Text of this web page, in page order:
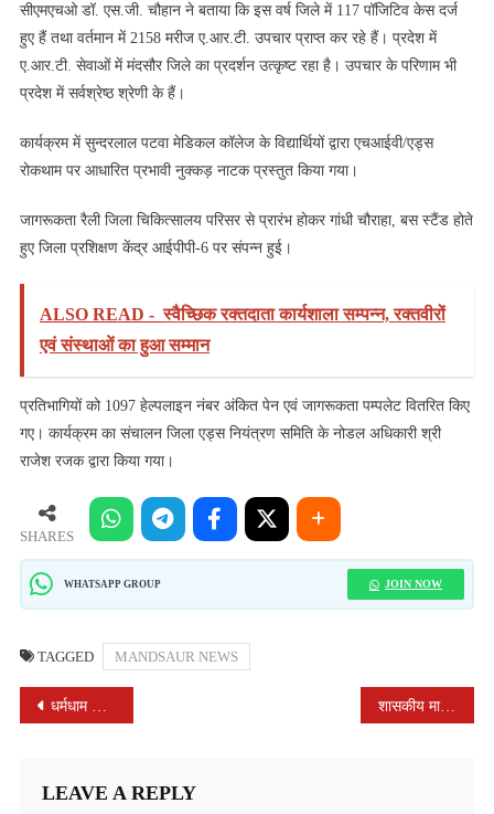
सीएमएचओ डॉ. एस.जी. चौहान ने बताया कि इस वर्ष जिले में 117 पॉजिटिव केस दर्ज
हुए हैं तथा वर्तमान में 2158 मरीज ए.आर.टी. उपचार प्राप्त कर रहे हैं। प्रदेश में
ए.आर.टी. सेवाओं में मंदसौर जिले का प्रदर्शन उत्कृष्ट रहा है। उपचार के परिणाम भी
प्रदेश में सर्वश्रेष्ठ श्रेणी के हैं।
कार्यक्रम में सुन्दरलाल पटवा मेडिकल कॉलेज के विद्यार्थियों द्वारा एचआईवी/एड्स
रोकथाम पर आधारित प्रभावी नुक्कड़ नाटक प्रस्तुत किया गया।
जागरूकता रैली जिला चिकित्सालय परिसर से प्रारंभ होकर गांधी चौराहा, बस स्टैंड होते
हुए जिला प्रशिक्षण केंद्र आईपीपी-6 पर संपन्न हुई।
ALSO READ - स्वैच्छिक रक्तदाता कार्यशाला सम्पन्न, रक्तवीरों
एवं संस्थाओं का हुआ सम्मान
प्रतिभागियों को 1097 हेल्पलाइन नंबर अंकित पेन एवं जागरूकता पम्पलेट वितरित किए
गए। कार्यक्रम का संचालन जिला एड्स नियंत्रण समिति के नोडल अधिकारी श्री
राजेश रजक द्वारा किया गया।
SHARES
WHATSAPP GROUP JOIN NOW
TAGGED MANDSAUR NEWS
POST
धर्मधाम गीता भवन में गोपाल सहस्त्रनाम हवन और श्रीमद् भगवद् गीता मूलपाठ के साथ मनाया 52वां गीता जयंती महोत्सव शासकीय माध्यमिक विद्यालय दीपाखेड़ा में गीता जयंती पर हुआ सामूहिक गीता पाठ का आयोजन
LEAVE A REPLY